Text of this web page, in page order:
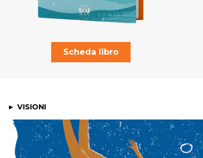
Scheda libro
VISIONI